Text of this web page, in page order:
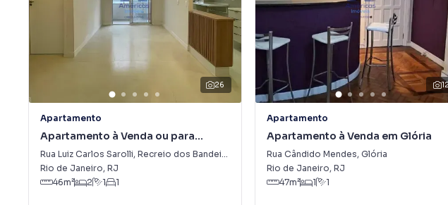
26
Apartamento
Apartamento à Venda ou para
Alugar em Recreio dos Bandeirantes
Rua Luiz Carlos Sarolli, Recreio dos Bandeirantes
Rio de Janeiro, RJ
46m² 2 1 1
Apartamento
Apartamento à Venda em Glória
Rua Cândido Mendes, Glória
Rio de Janeiro, RJ
47m² 1 1